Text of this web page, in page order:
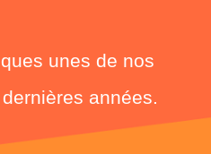
unes de nos
années.